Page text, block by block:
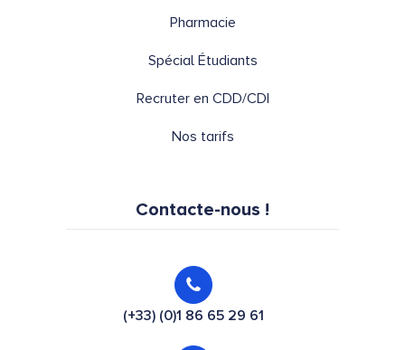
Pharmacie
Spécial Étudiants
Recruter en CDD/CDI
Nos tarifs
Contacte-nous !
(+33) (0)1 86 65 29 61